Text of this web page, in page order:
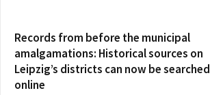
Records from before the municipal
amalgamations: Historical sources on
Leipzig’s districts can now be searched
online